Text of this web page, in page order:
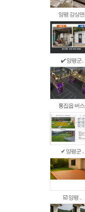
양평 강상면..
✔️ 양평군..
통집읍 버스..
✔ 양평군 ..
☑️ 양평 ..